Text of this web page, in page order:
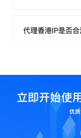
代理香港IP是否合
立即开始使
优